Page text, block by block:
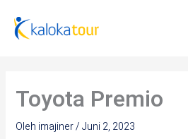
Toyota Premio
Oleh imajiner/Juni 2, 2023